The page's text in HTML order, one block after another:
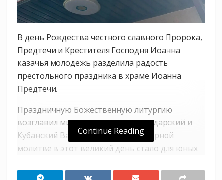
В день Рождества честного славного Пророка,
Предтечи и Крестителя Господня Иоанна
казачья молодежь разделила радость
престольного праздника в храме Иоанна
Предтечи.
Праздничную Божественную литургию
возглавил митрополит Екатеринодарский и
Кубанский Василий. Участие в соборной
молитве в этот великий день стало для юных
Continue Reading